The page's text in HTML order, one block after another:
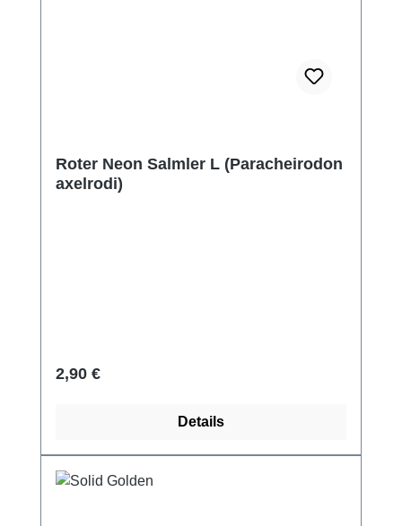
Roter Neon Salmler L (Paracheirodon
axelrodi)
Regulärer Preis:
2,90 €
Details